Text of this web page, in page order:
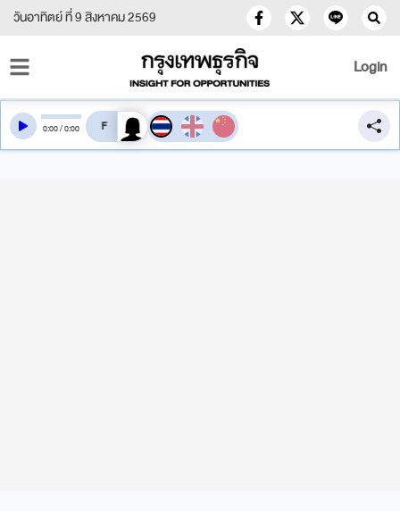
วันอาทิตย์ ที่ 9 สิงหาคม 2569
Login
0:00/0:00 สลับเสียงอ่าน